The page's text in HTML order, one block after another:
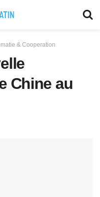
& Cooperation
Chine au